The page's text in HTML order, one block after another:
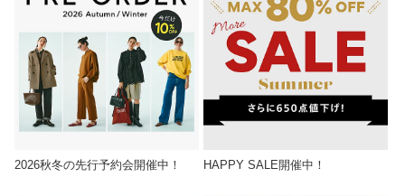
2026秋冬の先行予約会開催中！ HAPPY SALE開催中！